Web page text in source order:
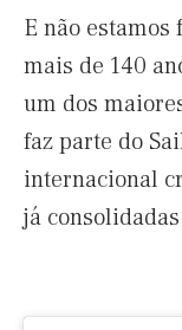
E não
mais de 140
um dos
faz parte do
internacional
já